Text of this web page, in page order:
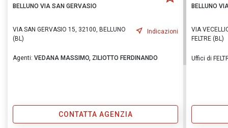
BELLUNO VIA SAN GERVASIO
VIA SAN GERVASIO 15, 32100, BELLUNO
(BL)
Indicazioni
Agenti: VEDANA MASSIMO, ZILIOTTO FERDINANDO
CONTATTA AGENZIA
BELLUNO
VIA
FELTRE (BL)
Uffici di